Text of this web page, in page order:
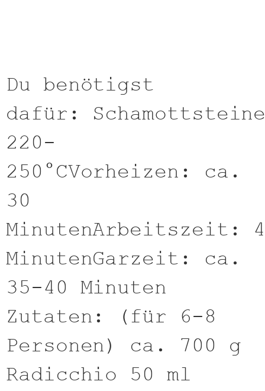
Du benötigst
dafür:
220-
250°CVorheizen: ca.
30
MinutenArbeitszeit:
MinutenGarzeit: ca.
35-40 Minuten
Zutaten: (für 6-8
Personen) ca. 700 g
Radicchio 50 ml